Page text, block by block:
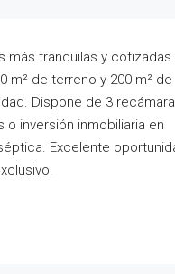
más tranquilas y cotizadas
m² de terreno y 200 m² de
Dispone de 3
inversión inmobiliaria en
Excelente